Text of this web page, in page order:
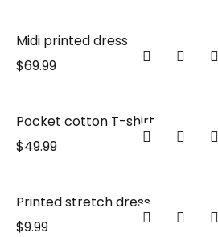
Midi printed dress
$69.99
Pocket cotton T-shirt
$49.99
Printed stretch dress
$9.99